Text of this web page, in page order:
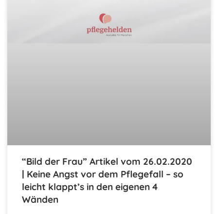
“Bild der Frau” Artikel vom 26.02.2020
| Keine Angst vor dem Pflegefall – so
leicht klappt’s in den eigenen 4
Wänden